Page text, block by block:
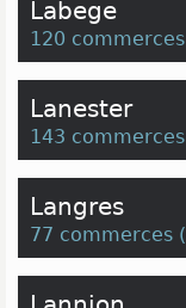
Labege
120 commerces
Lanester
143 commerces
Langres
77 commerces (